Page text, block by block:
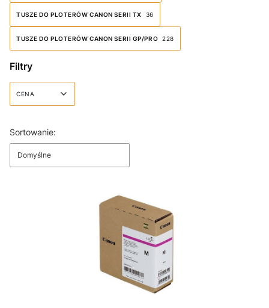
TUSZE DO PLOTERÓW CANON SERII TX 36
TUSZE DO PLOTERÓW CANON SERII GP/PRO 228
Filtry
CENA
Lista produktów
Sortowanie:
Domyślne